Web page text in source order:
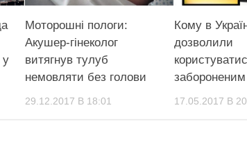
у
Моторошні пологи:
Акушер-гінеколог
витягнув тулуб
немовляти без голови
29.12.2017 В 18:01
Кому в
дозволили
17.05.2017 В